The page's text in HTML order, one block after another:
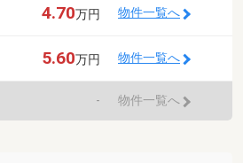
4.70万円 物件一覧へ
5.60万円 物件一覧へ
- 物件一覧へ